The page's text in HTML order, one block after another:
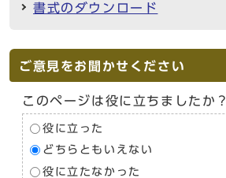
書式のダウンロード
ご意見をお聞かせください
このページは役に立ちましたか？
役に立った
どちらともいえない
役に立たなかった